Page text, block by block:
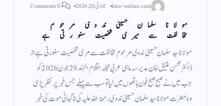
hira-online.com جولائی 20, 2026
مولانا سلمان حسینی ندوی مرحوم
مخالفت سے میری شخصیت سنورتی ہے
مولانا سید سلمان حسینی ندوی مرحوم مخالفت سے مری شخصیت سنورتی ہے از
ڈاکٹر محسن عتیق خان مدیر سہ ماہی عربی مجلہ اقلام الہند 29 جون 2026 کو
جب میں نے صبح صبح فون ہاتھوں میں لیا تو سب سے پہلے جس خبر پر نظر پڑی
وہ حضرت مولانا سید سلمان حسینی ندوی رحمۃ اللہ علیہ کی ناگہانی موت کی خبر